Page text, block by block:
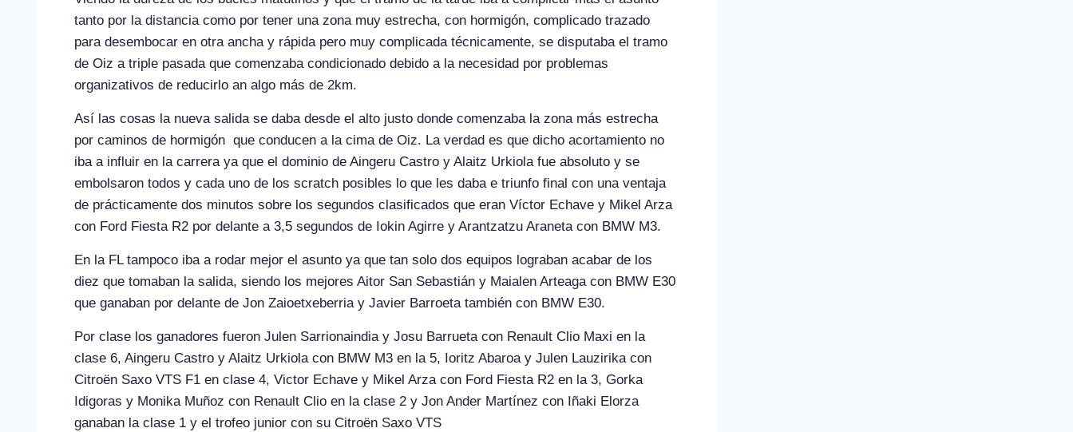
tanto por la distancia como por tener una zona muy estrecha, con hormigón, complicado trazado
para desembocar en otra ancha y rápida pero muy complicada técnicamente, se disputaba el tramo
de Oiz a triple pasada que comenzaba condicionado debido a la necesidad por problemas
organizativos de reducirlo an algo más de 2km.
Así las cosas la nueva salida se daba desde el alto justo donde comenzaba la zona más estrecha
por caminos de hormigón que conducen a la cima de Oiz. La verdad es que dicho acortamiento no
iba a influir en la carrera ya que el dominio de Aingeru Castro y Alaitz Urkiola fue absoluto y se
embolsaron todos y cada uno de los scratch posibles lo que les daba e triunfo final con una ventaja
de prácticamente dos minutos sobre los segundos clasificados que eran Víctor Echave y Mikel Arza
con Ford Fiesta R2 por delante a 3,5 segundos de Iokin Agirre y Arantzatzu Araneta con BMW M3.
En la FL tampoco iba a rodar mejor el asunto ya que tan solo dos equipos lograban acabar de los
diez que tomaban la salida, siendo los mejores Aitor San Sebastián y Maialen Arteaga con BMW E30
que ganaban por delante de Jon Zaioetxeberria y Javier Barroeta también con BMW E30.
Por clase los ganadores fueron Julen Sarrionaindia y Josu Barrueta con Renault Clio Maxi en la
clase 6, Aingeru Castro y Alaitz Urkiola con BMW M3 en la 5, Ioritz Abaroa y Julen Lauzirika con
Citroën Saxo VTS F1 en clase 4, Victor Echave y Mikel Arza con Ford Fiesta R2 en la 3, Gorka
Idigoras y Monika Muñoz con Renault Clio en la clase 2 y Jon Ander Martínez con Iñaki Elorza
ganaban la clase 1 y el trofeo junior con su Citroën Saxo VTS